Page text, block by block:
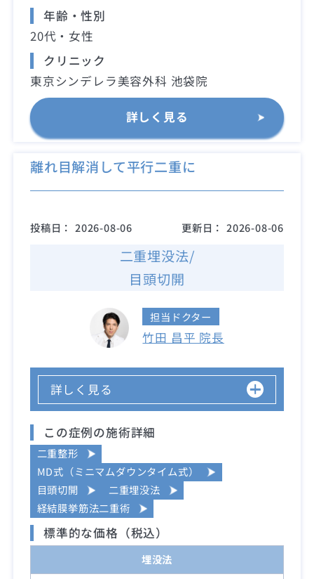
年齢・性別
20代・女性
クリニック
東京シンデレラ美容外科 池袋院
詳しく見る
離れ目解消して平行二重に
投稿日： 2026-08-06 更新日： 2026-08-06
二重埋没法/
目頭切開
担当ドクター
竹田 昌平 院長
詳しく見る
この症例の施術詳細
二重整形
MD式（ミニマムダウンタイム式）
目頭切開
二重埋没法
経結膜挙筋法二重術
標準的な価格（税込）
埋没法